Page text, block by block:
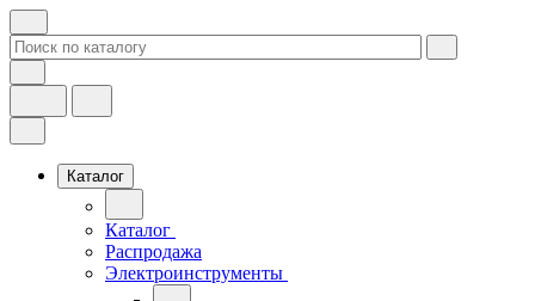
Каталог
Каталог
Распродажа
Электроинструменты